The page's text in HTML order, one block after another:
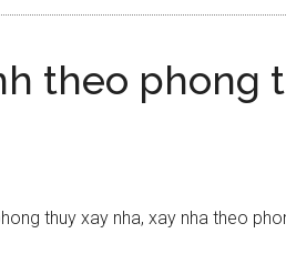
theo phong